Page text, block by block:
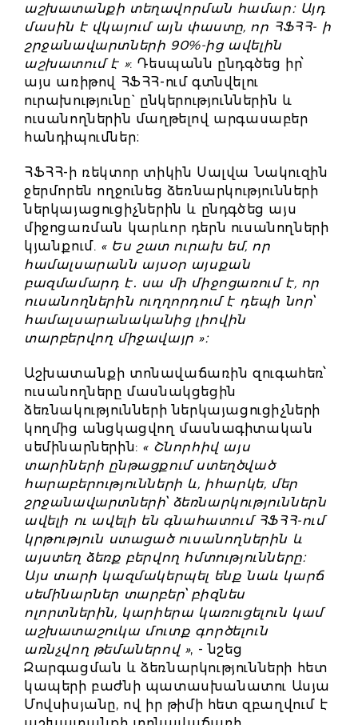
աշխատանքի տեղավորման համար։ Այդ
մասին է վկայում այն փաստը, որ ՀՖՀՀ- ի
շրջանավարտների 90%-ից ավելին
աշխատում է »: Դեսպանն ընդգծեց իր՝
այս առիթով ՀՖՀՀ-ում գտնվելու
ուրախությունը` ընկերություններին և
ուսանողներին մաղթելով արգասաբեր
հանդիպումներ։
ՀՖՀՀ-ի ռեկտոր տիկին Սալվա Նակուզին
ջերմորեն ողջունեց ձեռնարկությունների
ներկայացուցիչներին և ընդգծեց այս
միջոցառման կարևոր դերն ուսանողների
կյանքում. « Ես շատ ուրախ եմ, որ
համալսարանն այսօր այսքան
բազմամարդ է․ սա մի միջոցառում է, որ
ուսանողներին ուղղորդում է դեպի նոր՝
համալսարանականից լիովին
տարբերվող միջավայր »։
Աշխատանքի տոնավաճառին զուգահեռ՝
ուսանողները մասնակցեցին
ձեռնակությունների ներկայացուցիչների
կողմից անցկացվող մասնագիտական
սեմինարներին: « Շնորհիվ այս
տարիների ընթացքում ստեղծված
հարաբերությունների և, իհարկե, մեր
շրջանավարտների՝ ձեռնարկություններն
ավելի ու ավելի են գնահատում ՀՖՀՀ-ում
կրթություն ստացած ուսանողներին և
այստեղ ձեռք բերվող հմտությունները։
Այս տարի կազմակերպել ենք նաև կարճ
սեմինարներ տարբեր՝ բիզնես
ոլորտներին, կարիերա կառուցելուն կամ
աշխատաշուկա մուտք գործելուն
առնչվող թեմաներով », - նշեց
Զարգացման և ձեռնարկությունների հետ
կապերի բաժնի պատասխանատու Ասյա
Մովսիսյանը, ով իր թիմի հետ զբաղվում է